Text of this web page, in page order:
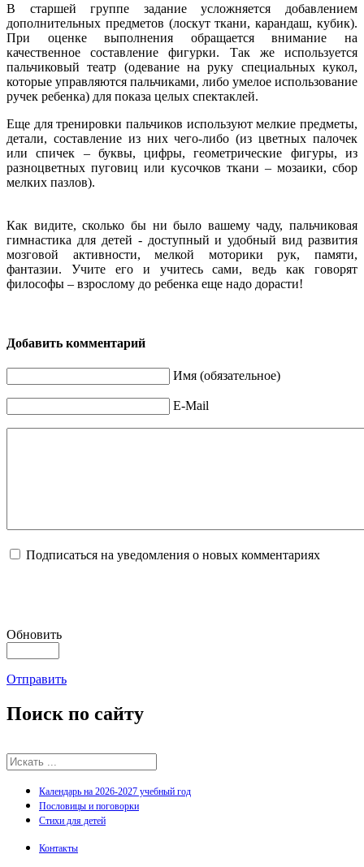
В старшей группе задание усложняется добавлением
дополнительных предметов (лоскут ткани, карандаш, кубик).
При оценке выполнения обращается внимание на
качественное составление фигурки. Так же используется
пальчиковый театр (одевание на руку специальных кукол,
которые управляются пальчиками, либо умелое использование
ручек ребенка) для показа целых спектаклей.
Еще для тренировки пальчиков используют мелкие предметы,
детали, составление из них чего-либо (из цветных палочек
или спичек – буквы, цифры, геометрические фигуры, из
разноцветных пуговиц или кусочков ткани – мозаики, сбор
мелких пазлов).
Как видите, сколько бы ни было вашему чаду, пальчиковая
гимнастика для детей - доступный и удобный вид развития
мозговой активности, мелкой моторики рук, памяти,
фантазии. Учите его и учитесь сами, ведь как говорят
философы – взрослому до ребенка еще надо дорасти!
Добавить комментарий
Имя (обязательное)
E-Mail
Подписаться на уведомления о новых комментариях
Обновить
Отправить
Поиск по сайту
Календарь на 2026-2027 учебный год
Пословицы и поговорки
Стихи для детей
Контакты